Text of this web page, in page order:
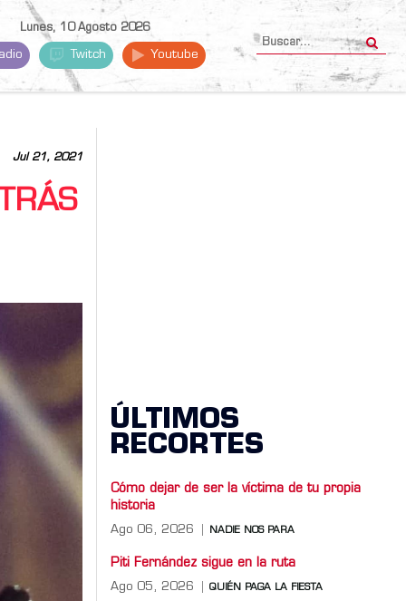
Lunes, 10 Agosto 2026
Twitch Youtube
Jul 21, 2021
ÚLTIMOS
RECORTES
Cómo dejar de ser la víctima de tu propia
historia
Ago 06, 2026 NADIE NOS PARA
Piti Fernández sigue en la ruta
Ago 05, 2026 QUIÉN PAGA LA FIESTA